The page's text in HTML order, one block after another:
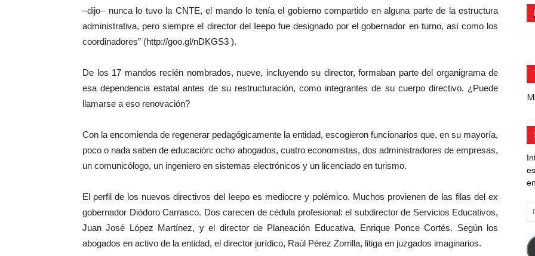
–dijo– nunca lo tuvo la CNTE, el mando lo tenía el gobierno compartido en alguna parte de la estructura
administrativa, pero siempre el director del Ieepo fue designado por el gobernador en turno, así como los
coordinadores” (http://goo.gl/nDKGS3 ).
De los 17 mandos recién nombrados, nueve, incluyendo su director, formaban parte del organigrama de
esa dependencia estatal antes de su restructuración, como integrantes de su cuerpo directivo. ¿Puede
llamarse a eso renovación?
Con la encomienda de regenerar pedagógicamente la entidad, escogieron funcionarios que, en su mayoría,
poco o nada saben de educación: ocho abogados, cuatro economistas, dos administradores de empresas,
un comunicólogo, un ingeniero en sistemas electrónicos y un licenciado en turismo.
El perfil de los nuevos directivos del Ieepo es mediocre y polémico. Muchos provienen de las filas del ex
gobernador Diódoro Carrasco. Dos carecen de cédula profesional: el subdirector de Servicios Educativos,
Juan José López Martínez, y el director de Planeación Educativa, Enrique Ponce Cortés. Según los
abogados en activo de la entidad, el director jurídico, Raúl Pérez Zorrilla, litiga en juzgados imaginarios.
de